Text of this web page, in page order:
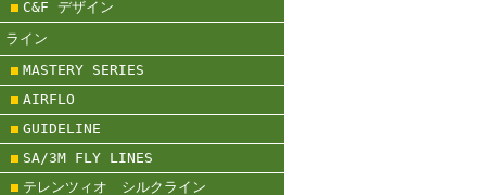
C&F デザイン
ライン
MASTERY SERIES
AIRFLO
GUIDELINE
SA/3M FLY LINES
テレンツィオ シルクライン